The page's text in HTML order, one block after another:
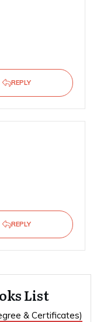
REPLY
REPLY
List
& Certificates)